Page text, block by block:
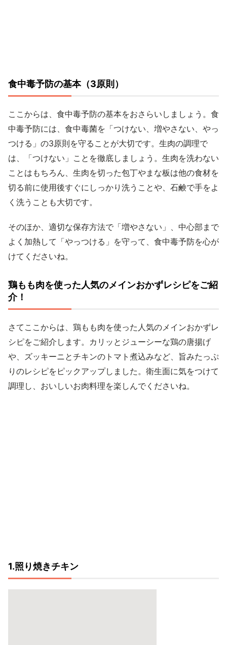
食中毒予防の基本（3原則）
ここからは、食中毒予防の基本をおさらいしましょう。食
中毒予防には、食中毒菌を「つけない、増やさない、やっ
つける」の3原則を守ることが大切です。生肉の調理で
は、「つけない」ことを徹底しましょう。生肉を洗わない
ことはもちろん、生肉を切った包丁やまな板は他の食材を
切る前に使用後すぐにしっかり洗うことや、石鹸で手をよ
く洗うことも大切です。
そのほか、適切な保存方法で「増やさない」、中心部まで
よく加熱して「やっつける」を守って、食中毒予防を心が
けてくださいね。
鶏もも肉を使った人気のメインおかずレシピをご紹
介！
さてここからは、鶏もも肉を使った人気のメインおかずレ
シピをご紹介します。カリッとジューシーな鶏の唐揚げ
や、ズッキーニとチキンのトマト煮込みなど、旨みたっぷ
りのレシピをピックアップしました。衛生面に気をつけて
調理し、おいしいお肉料理を楽しんでくださいね。
1.照り焼きチキン